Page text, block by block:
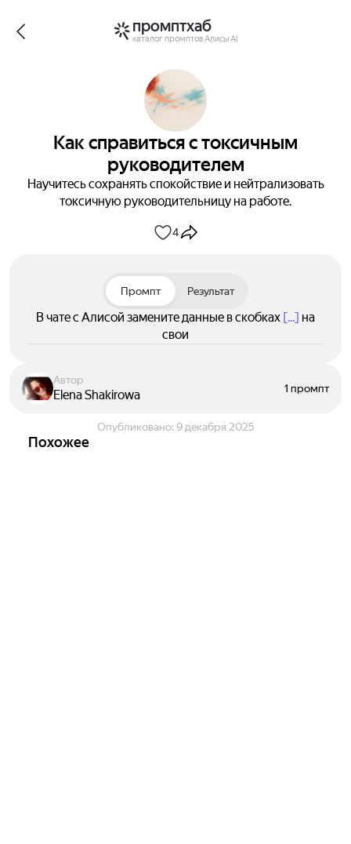
промптхаб
каталог промптов Алисы AI
Как справиться с токсичным
руководителем
Научитесь сохранять спокойствие и нейтрализовать
токсичную руководительницу на работе.
4
Промпт Результат
В чате с Алисой замените данные в скобках [...] на
свои
Автор
Elena Shakirowa 1 промпт
Опубликовано: 9 декабря 2025
Похожее